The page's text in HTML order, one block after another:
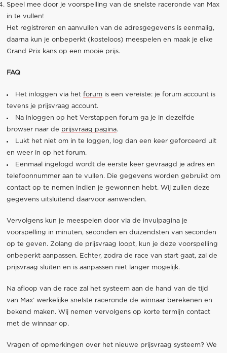
Speel mee door je voorspelling van de snelste raceronde van Max
in te vullen!
Het registreren en aanvullen van de adresgegevens is eenmalig,
daarna kun je onbeperkt (kosteloos) meespelen en maak je elke
Grand Prix kans op een mooie prijs.
FAQ
Het inloggen via het forumis een vereiste: je forum account is
tevens je prijsvraag account.
Na inloggen op het Verstappen forum ga je in dezelfde
browser naar de prijsvraag pagina.
Lukt het niet om in te loggen, log dan een keer geforceerd uit
en weer in op het forum.
Eenmaal ingelogd wordt de eerste keer gevraagd je adres en
telefoonnummer aan te vullen. Die gegevens worden gebruikt om
contact op te nemen indien je gewonnen hebt. Wij zullen deze
gegevens uitsluitend daarvoor aanwenden.
Vervolgens kun je meespelen door via de invulpagina je
voorspelling in minuten, seconden en duizendsten van seconden
op te geven. Zolang de prijsvraag loopt, kun je deze voorspelling
onbeperkt aanpassen. Echter, zodra de race van start gaat, zal de
prijsvraag sluiten en is aanpassen niet langer mogelijk.
Na afloop van de race zal het systeem aan de hand van de tijd
van Max’ werkelijke snelste raceronde de winnaar berekenen en
bekend maken. Wij nemen vervolgens op korte termijn contact
met de winnaar op.
Vragen of opmerkingen over het nieuwe prijsvraag systeem? We